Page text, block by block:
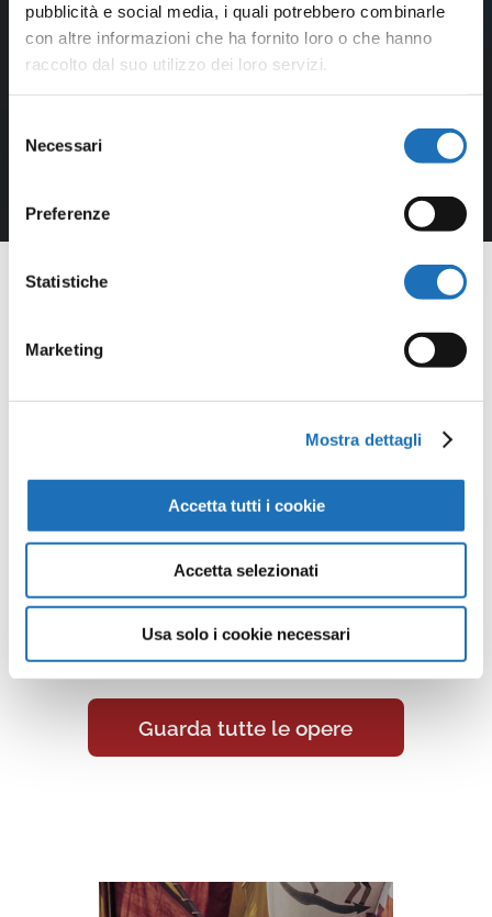
pubblicità e social media, i quali potrebbero combinarle
con altre informazioni che ha fornito loro o che hanno
raccolto dal suo utilizzo dei loro servizi.
delNecessari
Preferenze
Statistiche
Marketing
Mostra dettagli
Accetta tutti i cookie
Accetta selezionati
Usa solo i cookie necessari
Opere della
Galleria
Virtuale
Continua a scoprire tutte le
opere della collezione d’arte di
Cesenatico nella Galleria Virtuale:
un viaggio artistico senza confini.
Guarda tutte le opere